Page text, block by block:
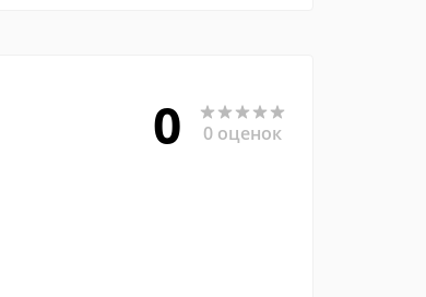
0 0 оценок